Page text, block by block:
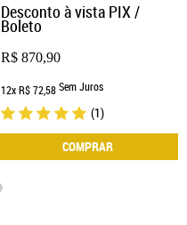
(1)
R$ 870,90
Desconto à vista PIX /
Boleto
12xR$ 72,58Sem Juros
COMPRAR